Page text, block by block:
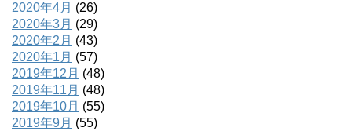
2020年4月 (26)
2020年3月 (29)
2020年2月 (43)
2020年1月 (57)
2019年12月 (48)
2019年11月 (48)
2019年10月 (55)
2019年9月 (55)